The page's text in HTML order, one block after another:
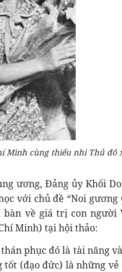
Minh cùng thiếu nhi Thủ đô
ương, Đảng ủy Khối
với chủ đề “Noi gương
về giá trị con người
Minh) tại hội thảo:
phục đó là tài năng
(đạo đức) là những vẻ